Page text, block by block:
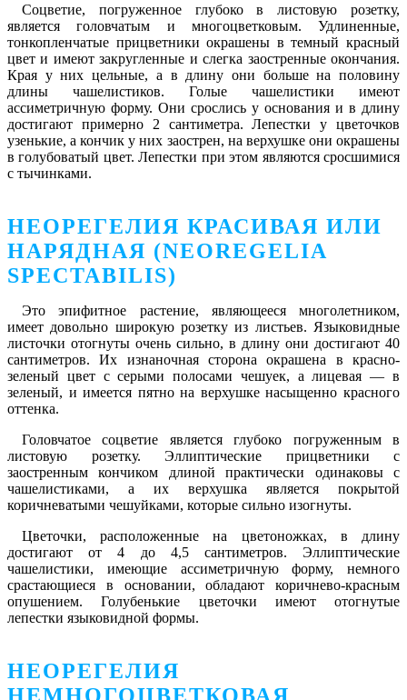
Соцветие, погруженное глубоко в листовую розетку,
является головчатым и многоцветковым. Удлиненные,
тонкопленчатые прицветники окрашены в темный красный
цвет и имеют закругленные и слегка заостренные окончания.
Края у них цельные, а в длину они больше на половину
длины чашелистиков. Голые чашелистики имеют
ассиметричную форму. Они срослись у основания и в длину
достигают примерно 2 сантиметра. Лепестки у цветочков
узенькие, а кончик у них заострен, на верхушке они окрашены
в голубоватый цвет. Лепестки при этом являются сросшимися
с тычинками.
НЕОРЕГЕЛИЯ КРАСИВАЯ ИЛИ
НАРЯДНАЯ (NEOREGELIA
SPECTABILIS)
Это эпифитное растение, являющееся многолетником,
имеет довольно широкую розетку из листьев. Языковидные
листочки отогнуты очень сильно, в длину они достигают 40
сантиметров. Их изнаночная сторона окрашена в красно-
зеленый цвет с серыми полосами чешуек, а лицевая ― в
зеленый, и имеется пятно на верхушке насыщенно красного
оттенка.
Головчатое соцветие является глубоко погруженным в
листовую розетку. Эллиптические прицветники с
заостренным кончиком длиной практически одинаковы с
чашелистиками, а их верхушка является покрытой
коричневатыми чешуйками, которые сильно изогнуты.
Цветочки, расположенные на цветоножках, в длину
достигают от 4 до 4,5 сантиметров. Эллиптические
чашелистики, имеющие ассиметричную форму, немного
срастающиеся в основании, обладают коричнево-красным
опушением. Голубенькие цветочки имеют отогнутые
лепестки языковидной формы.
НЕОРЕГЕЛИЯ